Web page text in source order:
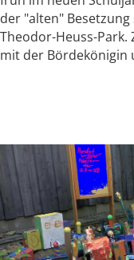
der "alten"
Theodor-Heuss-Park.
mit der Bördekönigin